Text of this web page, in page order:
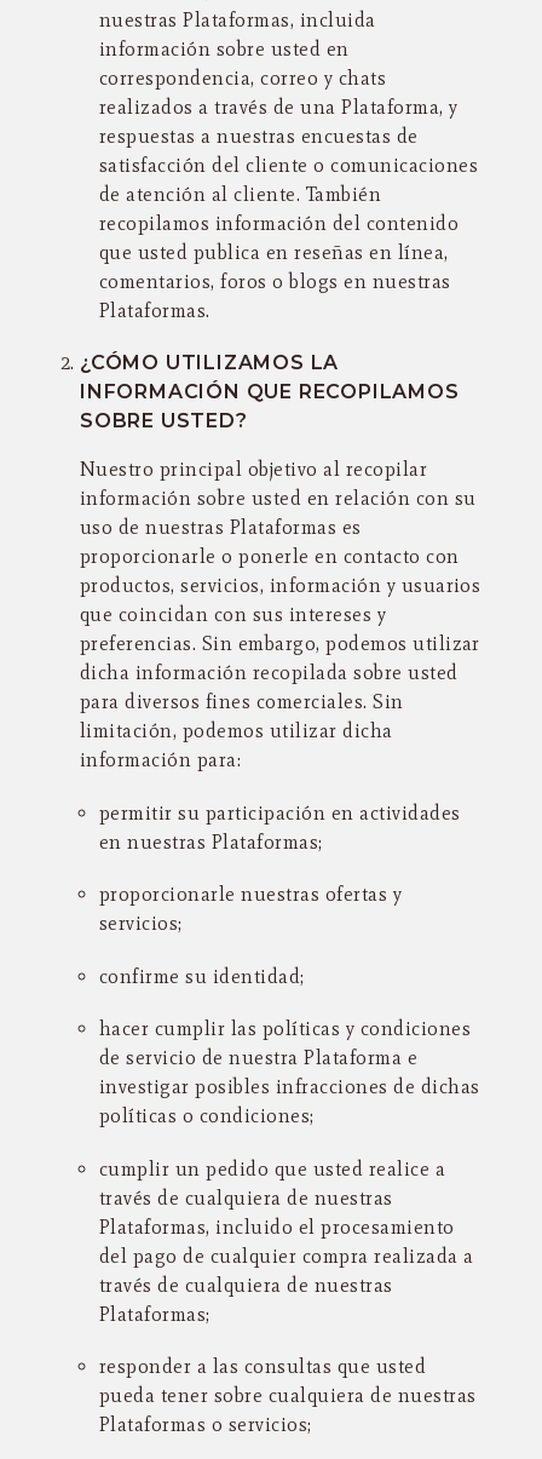
nuestras Plataformas, incluida
información sobre usted en
correspondencia, correo y chats
realizados a través de una Plataforma, y
respuestas a nuestras encuestas de
satisfacción del cliente o comunicaciones
de atención al cliente. También
recopilamos información del contenido
que usted publica en reseñas en línea,
comentarios, foros o blogs en nuestras
Plataformas.
¿CÓMO UTILIZAMOS LA
INFORMACIÓN QUE RECOPILAMOS
SOBRE USTED?
Nuestro principal objetivo al recopilar
información sobre usted en relación con su
uso de nuestras Plataformas es
proporcionarle o ponerle en contacto con
productos, servicios, información y usuarios
que coincidan con sus intereses y
preferencias. Sin embargo, podemos utilizar
dicha información recopilada sobre usted
para diversos fines comerciales. Sin
limitación, podemos utilizar dicha
información para:
permitir su participación en actividades
en nuestras Plataformas;
proporcionarle nuestras ofertas y
servicios;
confirme su identidad;
hacer cumplir las políticas y condiciones
de servicio de nuestra Plataforma e
investigar posibles infracciones de dichas
políticas o condiciones;
cumplir un pedido que usted realice a
través de cualquiera de nuestras
Plataformas, incluido el procesamiento
del pago de cualquier compra realizada a
través de cualquiera de nuestras
Plataformas;
responder a las consultas que usted
pueda tener sobre cualquiera de nuestras
Plataformas o servicios;